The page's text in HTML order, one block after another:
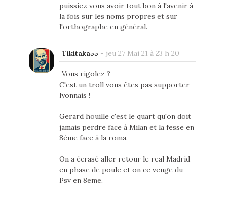
puissiez vous avoir tout bon à l'avenir à
la fois sur les noms propres et sur
l'orthographe en général.
Tikitaka55 - jeu 27 Mai 21 à 23 h 20
Vous rigolez ?
C'est un troll vous êtes pas supporter
lyonnais !
Gerard houille c'est le quart qu'on doit
jamais perdre face à Milan et la fesse en
8ème face à la roma.
On a écrasé aller retour le real Madrid
en phase de poule et on ce venge du
Psv en 8eme.